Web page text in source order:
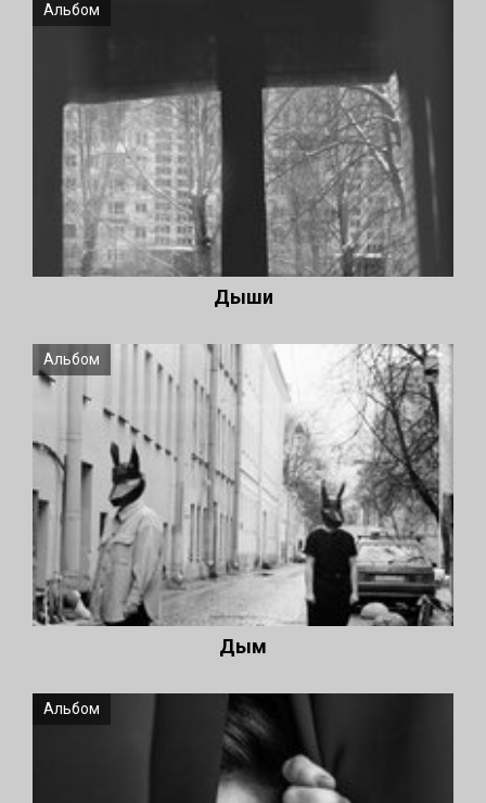
Альбом
Дыши
Альбом
Дым
Альбом